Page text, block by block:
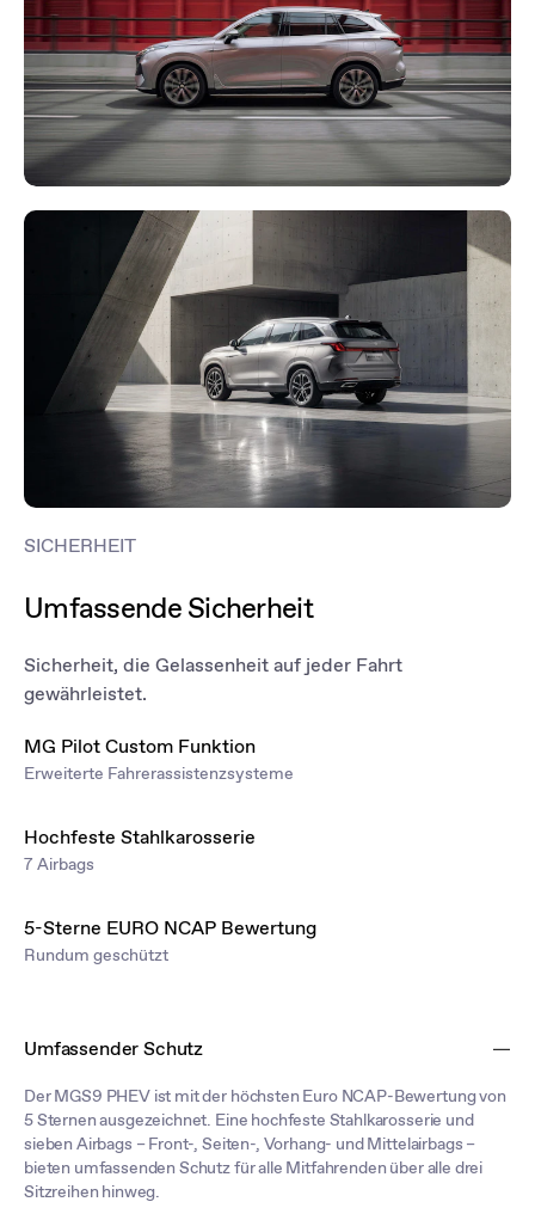
SICHERHEIT
Umfassende Sicherheit
Sicherheit, die Gelassenheit auf jeder Fahrt
gewährleistet.
MG Pilot Custom Funktion
Erweiterte Fahrerassistenzsysteme
Hochfeste Stahlkarosserie
7 Airbags
5-Sterne EURO NCAP Bewertung
Rundum geschützt
Umfassender Schutz
Der MGS9 PHEV ist mit der höchsten Euro NCAP-Bewertung von
5 Sternen ausgezeichnet. Eine hochfeste Stahlkarosserie und
sieben Airbags – Front-, Seiten-, Vorhang- und Mittelairbags –
bieten umfassenden Schutz für alle Mitfahrenden über alle drei
Sitzreihen hinweg.